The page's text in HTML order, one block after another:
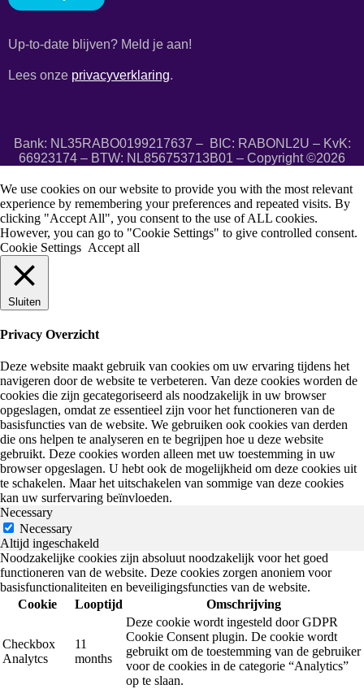
Up-to-date blijven? Meld je aan!
Lees onze privacyverklaring.
Bank: NL35RABO0199217637 – BIC: RABONL2U – KvK:
66923174 – BTW: NL856753713B01 – Copyright ©2026
We use cookies on our website to provide you with the most relevant
experience by remembering your preferences and repeated visits. By
clicking "Accept All", you consent to the use of ALL cookies.
However, you can go to "Cookie Settings" to give controlled consent.
Cookie Settings Accept all
Sluiten
Privacy Overzicht
Deze website maakt gebruik van cookies om uw ervaring tijdens het
navigeren door de website te verbeteren. Van deze cookies worden de
cookies die zijn gecategoriseerd als noodzakelijk in uw browser
opgeslagen, omdat ze essentieel zijn voor het functioneren van de
basisfuncties van de website. We gebruiken ook cookies van derden
die ons helpen te analyseren en te begrijpen hoe u deze website
gebruikt. Deze cookies worden alleen met uw toestemming in uw
browser opgeslagen. U hebt ook de mogelijkheid om deze cookies uit
te schakelen. Maar het uitschakelen van sommige van deze cookies
kan uw surfervaring beïnvloeden.
Necessary
Necessary
Altijd ingeschakeld
Noodzakelijke cookies zijn absoluut noodzakelijk voor het goed
functioneren van de website. Deze cookies zorgen anoniem voor
basisfunctionaliteiten en beveiligingsfuncties van de website.
Cookie
Looptijd Omschrijving
Checkbox
Analytcs
11
months
Deze cookie wordt ingesteld door GDPR
Cookie Consent plugin. De cookie wordt
gebruikt om de toestemming van de gebruiker
voor de cookies in de categorie “Analytics”
op te slaan.